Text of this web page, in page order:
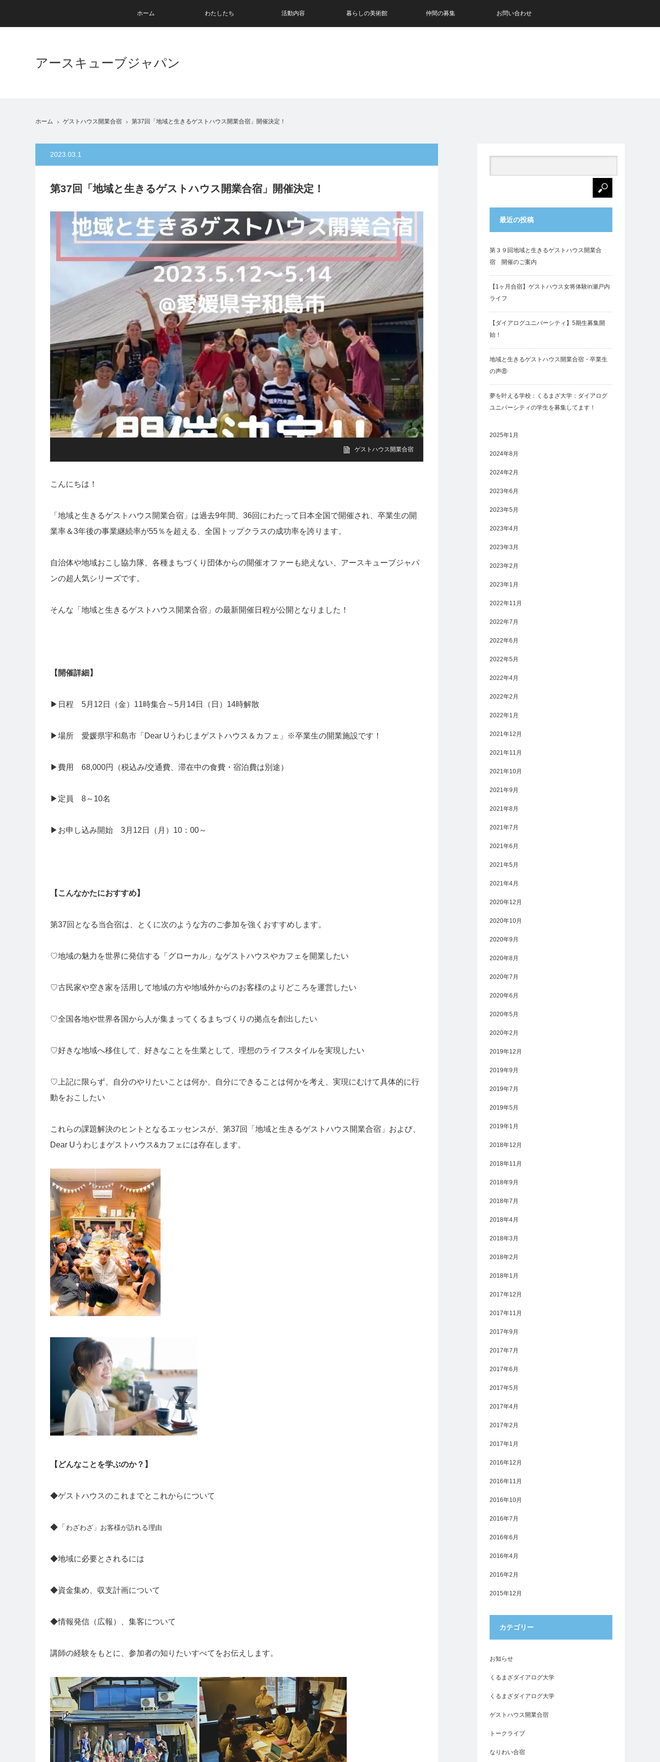
ホーム わたしたち 活動内容 暮らしの美術館 仲間の募集 お問い合わせ
アースキューブジャパン
ホーム ゲストハウス開業合宿 第37回「地域と生きるゲストハウス開業合宿」開催決定！
2023.03.1
第37回「地域と生きるゲストハウス開業合宿」開催決定！
ゲストハウス開業合宿
こんにちは！
「地域と生きるゲストハウス開業合宿」は過去9年間、36回にわたって日本全国で開催され、卒業生の開
業率＆3年後の事業継続率が55％を超える、全国トップクラスの成功率を誇ります。
自治体や地域おこし協力隊、各種まちづくり団体からの開催オファーも絶えない、アースキューブジャパ
ンの超人気シリーズです。
そんな「地域と生きるゲストハウス開業合宿」の最新開催日程が公開となりました！
【開催詳細】
▶日程 5月12日（金）11時集合～5月14日（日）14時解散
▶場所 愛媛県宇和島市「Dear Uうわじまゲストハウス＆カフェ」※卒業生の開業施設です！
▶費用 68,000円（税込み/交通費、滞在中の食費・宿泊費は別途）
▶定員 8～10名
▶お申し込み開始 3月12日（月）10：00～
【こんなかたにおすすめ】
第37回となる当合宿は、とくに次のような方のご参加を強くおすすめします。
♡地域の魅力を世界に発信する「グローカル」なゲストハウスやカフェを開業したい
♡古民家や空き家を活用して地域の方や地域外からのお客様のよりどころを運営したい
♡全国各地や世界各国から人が集まってくるまちづくりの拠点を創出したい
♡好きな地域へ移住して、好きなことを生業として、理想のライフスタイルを実現したい
♡上記に限らず、自分のやりたいことは何か、自分にできることは何かを考え、実現にむけて具体的に行
動をおこしたい
これらの課題解決のヒントとなるエッセンスが、第37回「地域と生きるゲストハウス開業合宿」および、
Dear Uうわじまゲストハウス&カフェには存在します。
【どんなことを学ぶのか？】
◆ゲストハウスのこれまでとこれからについて
◆「 わざわざ」お客様が訪れる理由
◆地域に必要とされるには
◆資金集め、収支計画について
◆情報発信（広報）、集客について
講師の経験をもとに、参加者の知りたいすべてをお伝えします。
最近の投稿
第３９回地域と生きるゲストハウス開業合
宿 開催のご案内
【1ヶ月合宿】ゲストハウス女将体験in瀬戸内
ライフ
【ダイアログユニバーシティ】5期生募集開
始！
地域と生きるゲストハウス開業合宿・卒業生
の声⑧
夢を叶える学校：くるまざ大学：ダイアログ
ユニバーシティの学生を募集してます！
2025年1月
2024年8月
2024年2月
2023年6月
2023年5月
2023年4月
2023年3月
2023年2月
2023年1月
2022年11月
2022年7月
2022年6月
2022年5月
2022年4月
2022年2月
2022年1月
2021年12月
2021年11月
2021年10月
2021年9月
2021年8月
2021年7月
2021年6月
2021年5月
2021年4月
2020年12月
2020年10月
2020年9月
2020年8月
2020年7月
2020年6月
2020年5月
2020年2月
2019年12月
2019年9月
2019年7月
2019年5月
2019年1月
2018年12月
2018年11月
2018年9月
2018年7月
2018年4月
2018年3月
2018年2月
2018年1月
2017年12月
2017年11月
2017年9月
2017年7月
2017年6月
2017年5月
2017年4月
2017年2月
2017年1月
2016年12月
2016年11月
2016年10月
2016年7月
2016年6月
2016年4月
2016年2月
2015年12月
カテゴリー
お知らせ
くるまざダイアログ大学
くるまざダイアログ大学
ゲストハウス開業合宿
トークライブ
なりわい合宿